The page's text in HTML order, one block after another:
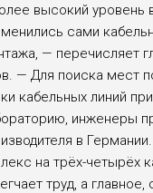
высокий уровень
сами
— перечисляет
— Для поиска мест
кабельных линий
инже­неры
в
на трёх-четырёх
труд, а